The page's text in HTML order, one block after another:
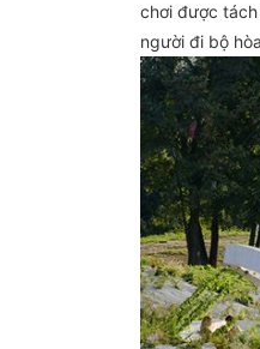
chơi được
người đi bộ